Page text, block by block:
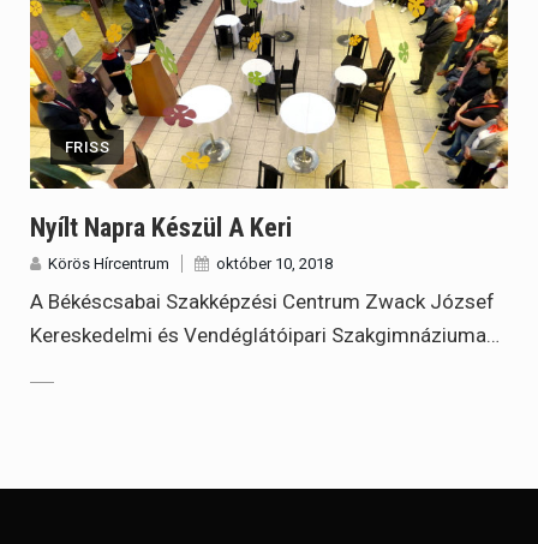
FRISS
Nyílt Napra Készül A Keri
Körös Hírcentrum október 10, 2018
A Békéscsabai Szakképzési Centrum Zwack József
Kereskedelmi és Vendéglátóipari Szakgimnáziuma…